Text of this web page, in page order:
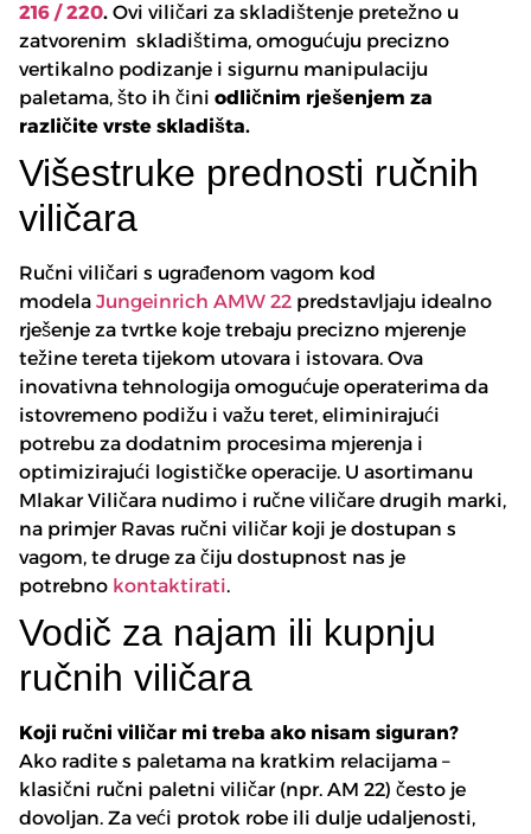
216 / 220. Ovi viličari za skladištenje pretežno u
zatvorenim skladištima, omogućuju precizno
vertikalno podizanje i sigurnu manipulaciju
paletama, što ih čini odličnim rješenjem za
različite vrste skladišta.
Višestruke prednosti ručnih
viličara
Ručni viličari s ugrađenom vagom kod
modela Jungeinrich AMW 22 predstavljaju idealno
rješenje za tvrtke koje trebaju precizno mjerenje
težine tereta tijekom utovara i istovara. Ova
inovativna tehnologija omogućuje operaterima da
istovremeno podižu i važu teret, eliminirajući
potrebu za dodatnim procesima mjerenja i
optimizirajući logističke operacije. U asortimanu
Mlakar Viličara nudimo i ručne viličare drugih marki,
na primjer Ravas ručni viličar koji je dostupan s
vagom, te druge za čiju dostupnost nas je
potrebno kontaktirati.
Vodič za najam ili kupnju
ručnih viličara
Koji ručni viličar mi treba ako nisam siguran?
Ako radite s paletama na kratkim relacijama –
klasični ručni paletni viličar (npr. AM 22) često je
dovoljan. Za veći protok robe ili dulje udaljenosti,